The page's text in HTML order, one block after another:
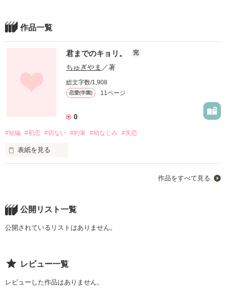
作品一覧
君までのキョリ。 完
ちゅぎやま ／著
総文字数/1,908
恋愛(学園) 11ページ
0
#短編 #初恋 #切ない #約束 #幼なじみ #失恋
表紙を見る
片思いは、辛くて悲しいことばかりだ。
ほんの少し、勇気を出していれば
作品をすべて見る
公開リスト一覧
公開されているリストはありません。
レビュー一覧
レビューした作品はありません。